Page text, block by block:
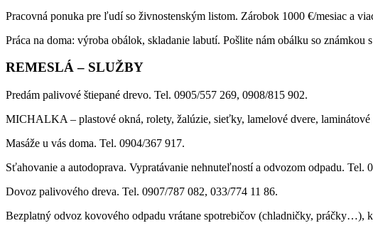
Pracovná ponuka pre ľudí so živnostenským listom. Zárobok 1000 €/mesiac a
Práca na doma: výroba obálok, skladanie labutí. Pošlite nám obálku so
REMESLÁ – SLUŽBY
Predám palivové štiepané drevo. Tel. 0905/557 269, 0908/815 902.
MICHALKA – plastové okná, rolety, žalúzie, sieťky, lamelové dvere,
Masáže u vás doma. Tel. 0904/367 917.
Sťahovanie a autodoprava. Vypratávanie nehnuteľností a odvozom odpadu. Tel.
Dovoz palivového dreva. Tel. 0907/787 082, 033/774 11 86.
Bezplatný odvoz kovového odpadu vrátane spotrebičov (chladničky,